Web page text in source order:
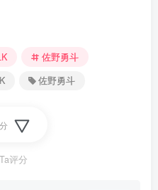
佐野勇斗
佐野勇斗
评分